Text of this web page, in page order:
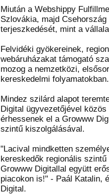
Miután a Webshippy
Szlovákia, majd
terjeszkedését, mint a
Felvidéki gyökereinek,
webáruházakat támogató
mozog a nemzetközi,
kereskedelmi folyamatokban.
Mindez szilárd alapot
Digital ügyvezetőjével
érhessenek el a Growww
szintű kiszolgálásával.
"Lacival mindketten
kereskedők regionális
Growww Digitallal együtt
piacokon is!" - Paál Katalin,
Digital.